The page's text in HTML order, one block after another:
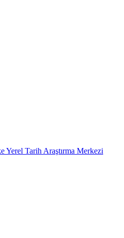
Yerel Tarih Araştırma Merkezi